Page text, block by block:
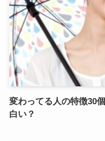
変わってる人の特徴30
白い？